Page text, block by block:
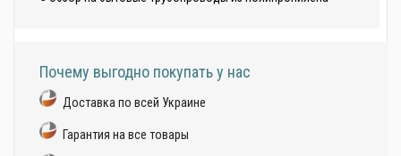
Почему выгодно покупать у нас
Доставка по всей Украине
Гарантия на все товары